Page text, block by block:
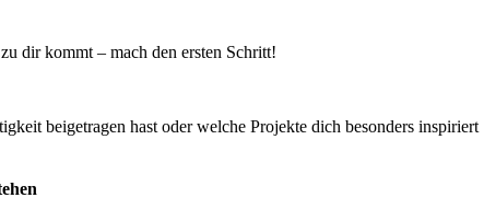
dir kommt – mach den ersten Schritt!
beigetragen hast oder welche Projekte dich besonders inspiriert